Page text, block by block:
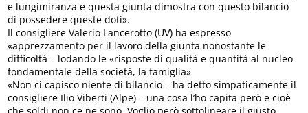
e lungimiranza e questa giunta dimostra con questo bilancio
di possedere queste doti».
Il consigliere Valerio Lancerotto (UV) ha espresso
«apprezzamento per il lavoro della giunta nonostante le
difficoltà – lodando le «risposte di qualità e quantità al nucleo
fondamentale della società, la famiglia»
«Non ci capisco niente di bilancio – ha detto simpaticamente il
consigliere Ilio Viberti (Alpe) – una cosa l’ho capita però e cioè